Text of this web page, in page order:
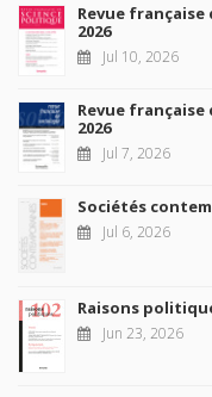
Revue
2026
Jul 10, 2026
Revue
2026
Jul 7, 2026
Sociétés
Jul 6, 2026
Raisons
Jun 23, 2026